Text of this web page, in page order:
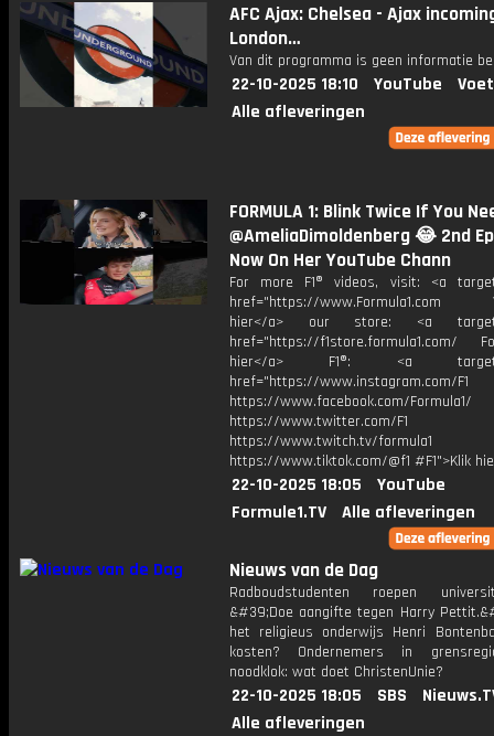
AFC Ajax: Chelsea - Ajax
London…
Van dit programma is geen informatie
22-10-2025 18:10 YouTube
Alle afleveringen
FORMULA 1: Blink Twice If You
@AmeliaDimoldenberg 😂 2nd
Now On Her YouTube Chann
For more F1® videos, visit: <a
href="https://www.Formula1.com
hier</a> our store: <a
href="https://f1store.formula1.com/
hier</a> F1®: <a
href="https://www.instagram.com/F1
https://www.facebook.com/Formula1/
https://www.twitter.com/F1
https://www.twitch.tv/formula1
https://www.tiktok.com/@f1 #F1">Klik
22-10-2025 18:05
YouTube
Formule1.TV
Alle afleveringen
Nieuws van de Dag
Radboudstudenten roepen
&#39;Doe aangifte tegen Harry
het religieus onderwijs Henri
kosten? Ondernemers in
noodklok: wat doet ChristenUnie?
22-10-2025 18:05 SBS
Alle afleveringen